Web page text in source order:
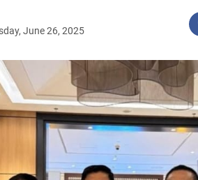
June 26, 2025